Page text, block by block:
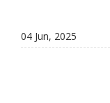
Vidraria
04 Jun, 2025